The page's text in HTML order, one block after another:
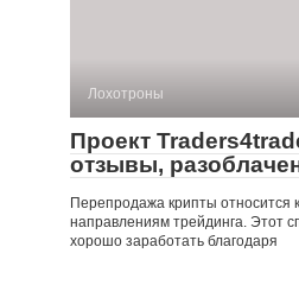
Лохотроны
Проект
отзывы,
Перепродажа крипты относится
направлениям трейдинга. Этот
хорошо заработать благодаря